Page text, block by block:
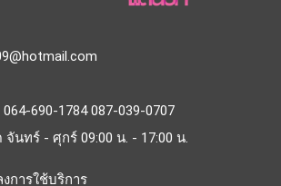
690-1784 087-039-0707
นทร์ - ศุกร์ 09:00 น. - 17:00 น.
การใช้บริการ